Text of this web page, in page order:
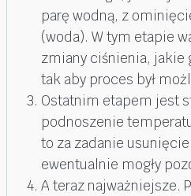
parę wodną, z
(woda). W tym etapie
zmiany ciśnienia,
tak aby proces był
Ostatnim etapem jest
podnoszenie
to za zadanie
ewentualnie mogły
A teraz najważniejsze.